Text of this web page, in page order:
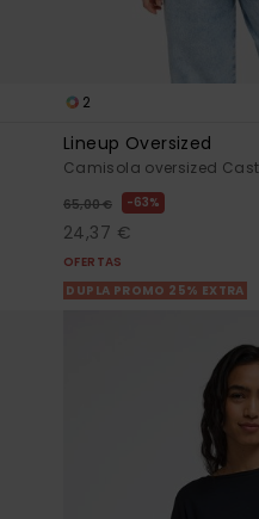
2
Lineup Oversized
Camisola oversized
65,00 € 63%
24,37 €
OFERTAS
DUPLA PROMO 25% EXTRA